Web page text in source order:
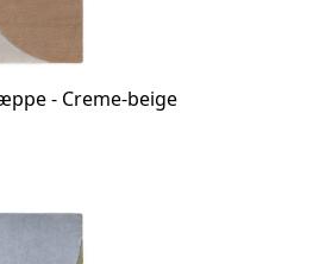
- Creme-beige